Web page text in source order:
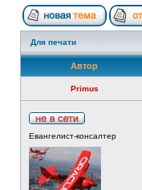
Для печати
Автор
Primus
Евангелист-консалтер